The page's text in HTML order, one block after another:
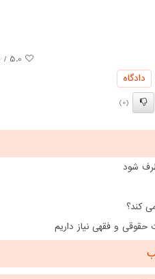
5.0 / ۵
دادگاه
(0)
شود
کند؟
حقوقی و فقهی نیاز داریم